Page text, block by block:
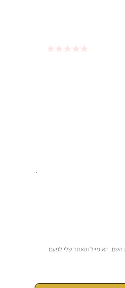
1 מתוך 5 כוכבים 2 מתוך 5 כוכבים 3 מתוך 5 כוכבים 4 מתוך 5 כוכבים
האימייל והאתר שלי לפעם